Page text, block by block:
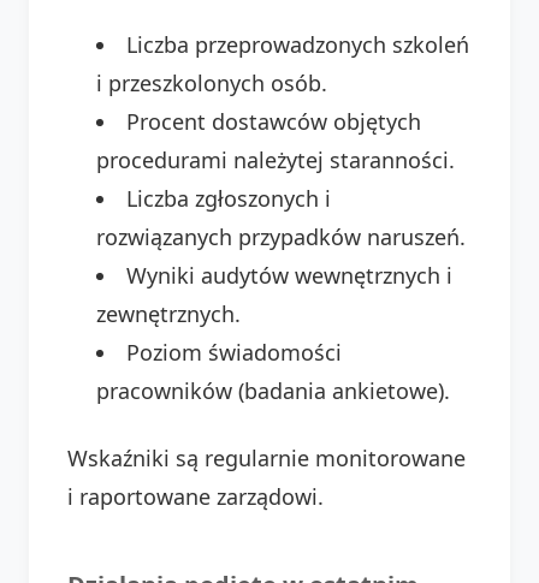
Liczba przeprowadzonych szkoleń
i przeszkolonych osób.
Procent dostawców objętych
procedurami należytej staranności.
Liczba zgłoszonych i
rozwiązanych przypadków naruszeń.
Wyniki audytów wewnętrznych i
zewnętrznych.
Poziom świadomości
pracowników (badania ankietowe).
Wskaźniki są regularnie monitorowane
i raportowane zarządowi.